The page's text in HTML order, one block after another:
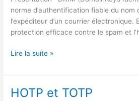
norme d’authentification fiable du nom
l’expéditeur d’un courrier électronique.
protection efficace contre le spam et
DKIM
Lire la suite »
HOTP et TOTP